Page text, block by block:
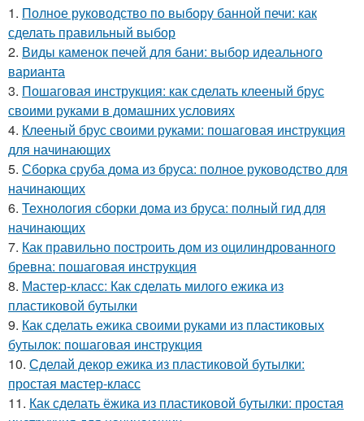
1. Полное руководство по выбору банной печи: как
сделать правильный выбор
2. Виды каменок печей для бани: выбор идеального
варианта
3. Пошаговая инструкция: как сделать клееный брус
своими руками в домашних условиях
4. Клееный брус своими руками: пошаговая инструкция
для начинающих
5. Сборка сруба дома из бруса: полное руководство для
начинающих
6. Технология сборки дома из бруса: полный гид для
начинающих
7. Как правильно построить дом из оцилиндрованного
бревна: пошаговая инструкция
8. Мастер-класс: Как сделать милого ежика из
пластиковой бутылки
9. Как сделать ежика своими руками из пластиковых
бутылок: пошаговая инструкция
10. Сделай декор ежика из пластиковой бутылки:
простая мастер-класс
11. Как сделать ёжика из пластиковой бутылки: простая